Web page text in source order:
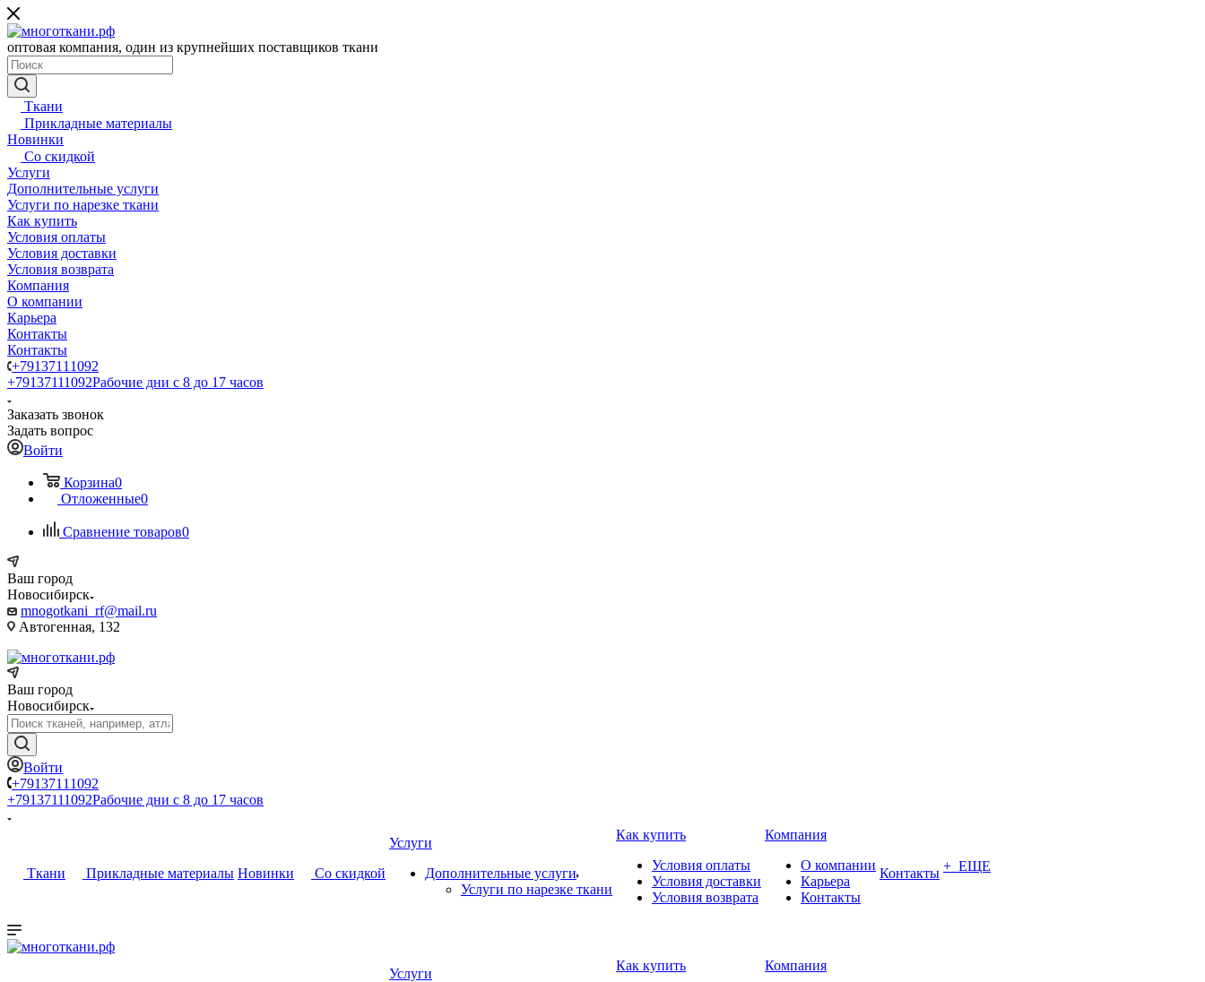
оптовая компания, один из крупнейших поставщиков ткани
Ткани
Прикладные материалы
Новинки
Со скидкой
Услуги
Дополнительные услуги
Услуги по нарезке ткани
Как купить
Условия оплаты
Условия доставки
Условия возврата
Компания
О компании
Карьера
Контакты
Контакты
+79137111092
+79137111092Рабочие дни с 8 до 17 часов
Заказать звонок
Задать вопрос
Войти
Корзина0
Отложенные0
Сравнение товаров0
Ваш город
Новосибирск
mnogotkani_rf@mail.ru
Автогенная, 132
Ваш город
Новосибирск
Войти
+79137111092
+79137111092Рабочие дни с 8 до 17 часов
Ткани Прикладные материалы Новинки Со скидкой
Услуги
Дополнительные услуги
Услуги по нарезке ткани
Как купить
Условия оплаты
Условия доставки
Условия возврата
Компания
О компании
Карьера
Контакты
Контакты + ЕЩЕ
Услуги
Как купить
Компания